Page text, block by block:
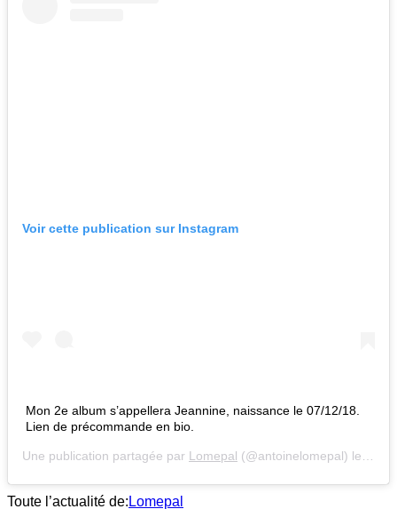
Voir cette publication sur Instagram
Mon 2e album s’appellera Jeannine, naissance le 07/12/18.
Lien de précommande en bio.
Une publication partagée par Lomepal (@antoinelomepal) le
Toute l’actualité de: Lomepal